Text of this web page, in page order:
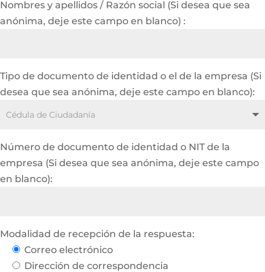
Nombres y apellidos / Razón social (Si desea que sea
anónima, deje este campo en blanco) :
Tipo de documento de identidad o el de la empresa (Si
desea que sea anónima, deje este campo en blanco):
Número de documento de identidad o NIT de la
empresa (Si desea que sea anónima, deje este campo
en blanco):
Modalidad de recepción de la respuesta:
Correo electrónico
Dirección de correspondencia